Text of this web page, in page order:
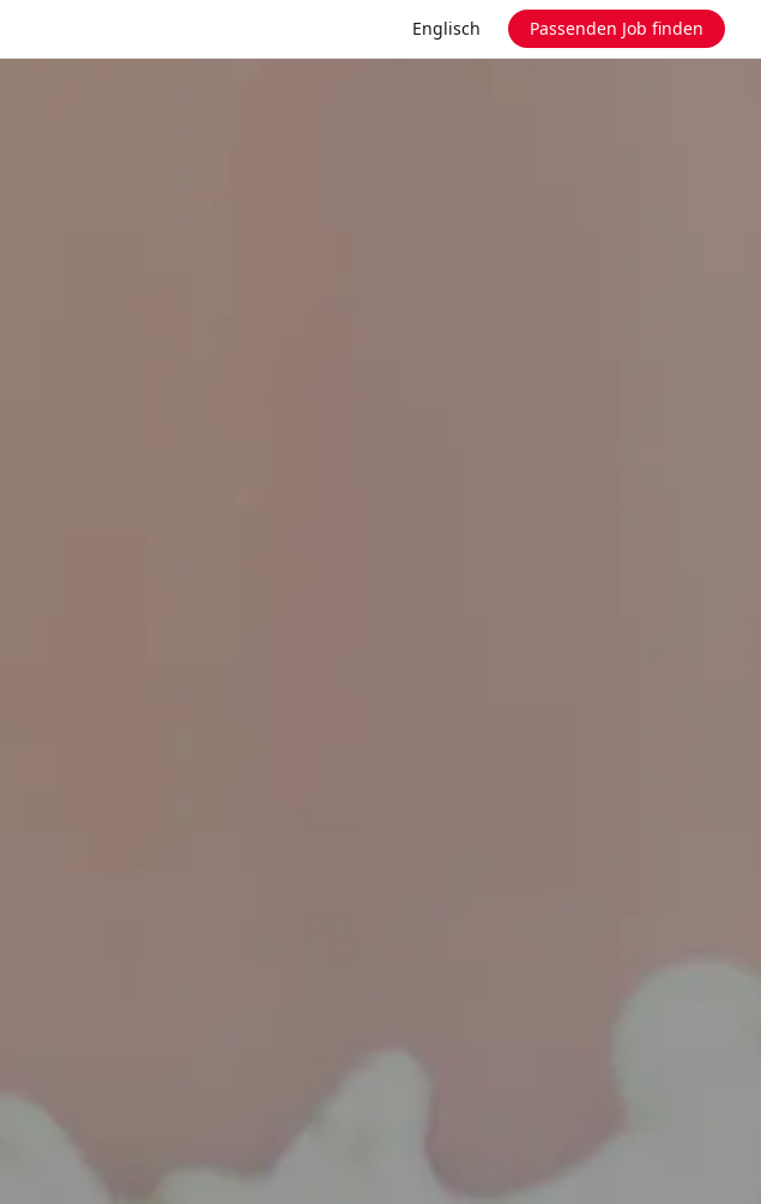
Englisch Passenden Job finden